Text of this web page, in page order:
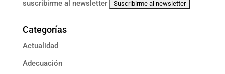
suscribirme al newsletter
Categorías
Actualidad
Adecuación